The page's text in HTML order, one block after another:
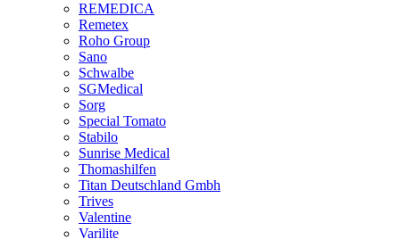
REMEDICA
Remetex
Roho Group
Sano
Schwalbe
SGMedical
Sorg
Special Tomato
Stabilo
Sunrise Medical
Thomashilfen
Titan Deutschland Gmbh
Trives
Valentine
Varilite